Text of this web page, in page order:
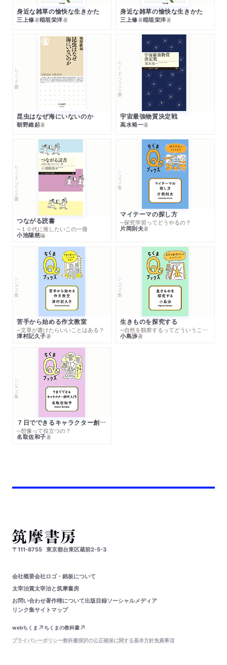
身近な雑草の愉快な生きかた
三上修著稲垣栄洋著
身近な雑草の愉快な生きかた
三上修著稲垣栄洋著
ちくま新書
昆虫はなぜ海にいないのか
朝野維起著
ちくまプリマー新書
宇宙最強物質決定戦
高水裕一著
ちくまプリマー新書
つながる読書
─１０代に推したいこの一冊
小池陽慈編
シリーズ・全集
マイテーマの探し方
─探究学習ってどうやるの？
片岡則夫著
シリーズ・全集
苦手から始める作文教室
─文章が書けたらいいことはある？
津村記久子著
シリーズ・全集
生きものを探究する
─自然を観察するってどういうこと？
小島渉著
シリーズ・全集
７日でできるキャラクター創作入門
─想像って役立つの？
名取佐和子著
〒111-8755 東京都台東区蔵前2-5-3
会社概要会社ロゴ・銘板について
太宰治賞太宰治と筑摩書房
お問い合わせ著作権について出版目録ソーシャルメディア
リンク集サイトマップ
webちくま
ちくまの教科書
プライバシーポリシー教科書採択の公正確保に関する基本方針免責事項